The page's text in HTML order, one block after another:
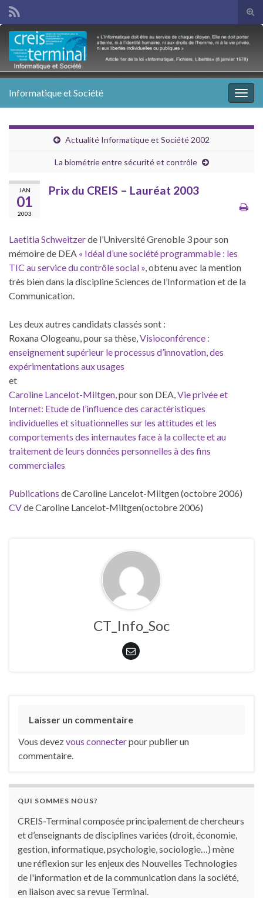
Search for:
Informatique et Société
Actualité Informatique et Société 2002
La biométrie entre sécurité et contrôle
JAN
01
2003
Prix du CREIS – Lauréat 2003
Laetitia Schweitzerde l’Université Grenoble 3 pour son
mémoire de DEA « Idéal d’une société programmable : les
TIC au service du contrôle social », obtenu avec la mention
très bien dans la discipline Sciences de l’Information et de la
Communication.
Les deux autres candidats classés sont :
Roxana Ologeanu, pour sa thèse,Visioconférence :
enseignement supérieur le processus d’innovation, des
expérimentations aux usages
et
Caroline Lancelot-Miltgen, pour son DEA,Vie privée et
Internet: Etude de l’influence des caractéristiques
individuelles et situationnelles sur les attitudes et les
comportements des internautes face à la collecte et au
traitement de leurs données personnelles à des fins
commerciales
Publications de Caroline Lancelot-Miltgen (octobre 2006)
CVde Caroline Lancelot-Miltgen(octobre 2006)
CT_Info_Soc
Laisser un commentaire
Vous devezvous connecterpour publier un
commentaire.
QUI SOMMES NOUS?
CREIS-Terminal composée principalement de chercheurs
et d’enseignants de disciplines variées (droit, économie,
gestion, informatique, psychologie, sociologie…) mène
une réflexion sur les enjeux des Nouvelles Technologies
de l'information et de la communication dans la société,
en liaison avec sa revue Terminal.